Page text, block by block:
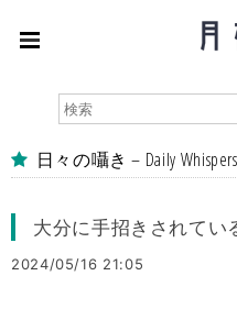
日々の囁き – Daily Whispers
大分に手招きされてい
2024/05/16 21:05